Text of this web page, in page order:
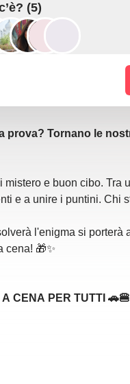
(5)
prova? Tornano le
e buon cibo. Tra
e a unire i puntini. Chi
l'enigma si porterà
cena! 🎁✨
CENA PER TUTTI 🚗🍔